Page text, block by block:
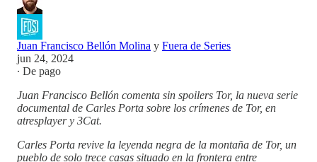
Juan Francisco Bellón Molina y Fuera de Series
jun 24, 2024
∙ De pago
Juan Francisco Bellón comenta sin spoilers Tor, la nueva serie
documental de Carles Porta sobre los crímenes de Tor, en
atresplayer y 3Cat.
Carles Porta revive la leyenda negra de la montaña de Tor, un
pueblo de solo trece casas situado en la frontera entre